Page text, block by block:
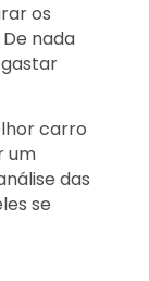
os
nada
carro
um
das
se